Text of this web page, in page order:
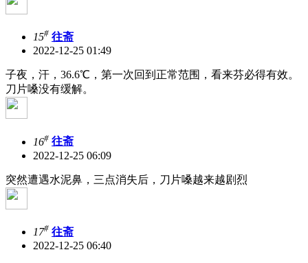
15# 往斋
2022-12-25 01:49
子夜，汗，36.6℃，第一次回到正常范围，看来芬必得有效。
刀片嗓没有缓解。
16# 往斋
2022-12-25 06:09
突然遭遇水泥鼻，三点消失后，刀片嗓越来越剧烈
17# 往斋
2022-12-25 06:40